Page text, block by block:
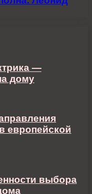
—
дому
европейской
выбора